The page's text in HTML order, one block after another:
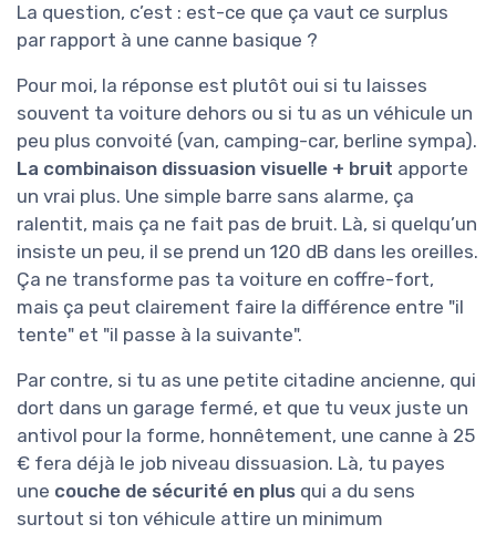
La question, c’est : est-ce que ça vaut ce surplus
par rapport à une canne basique ?
Pour moi, la réponse est plutôt oui si tu laisses
souvent ta voiture dehors ou si tu as un véhicule un
peu plus convoité (van, camping-car, berline sympa).
La combinaison dissuasion visuelle + bruit apporte
un vrai plus. Une simple barre sans alarme, ça
ralentit, mais ça ne fait pas de bruit. Là, si quelqu’un
insiste un peu, il se prend un 120 dB dans les oreilles.
Ça ne transforme pas ta voiture en coffre-fort,
mais ça peut clairement faire la différence entre "il
tente" et "il passe à la suivante".
Par contre, si tu as une petite citadine ancienne, qui
dort dans un garage fermé, et que tu veux juste un
antivol pour la forme, honnêtement, une canne à 25
€ fera déjà le job niveau dissuasion. Là, tu payes
une couche de sécurité en plus qui a du sens
surtout si ton véhicule attire un minimum